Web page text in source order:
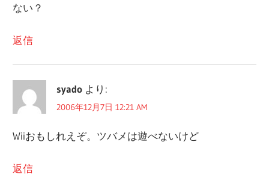
ない？
返信
syado より:
2006年12月7日 12:21 AM
Wiiおもしれえぞ。ツバメは遊べないけど
返信